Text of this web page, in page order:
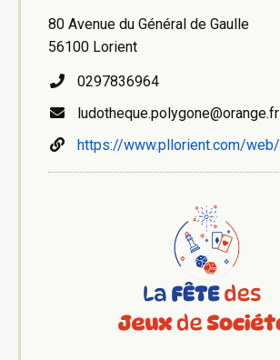
80 Avenue du Général de Gaulle
56100 Lorient
0297836964
ludotheque.polygone@orange.fr
https://www.pllorient.com/web/